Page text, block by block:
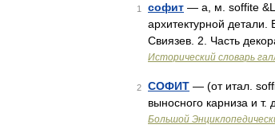
1 софит — а, м. soffite
архитектурной
Свиязев. 2. Часть
Исторический словарь
2 СОФИТ — (от итал.
выносного карниза и т.
Большой